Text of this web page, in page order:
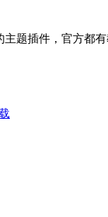
题插件，官方都